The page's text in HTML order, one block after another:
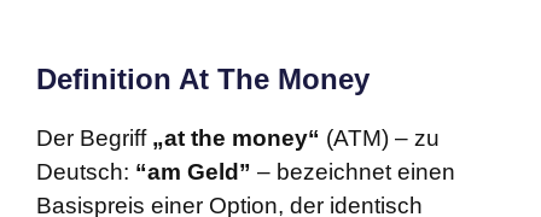
Definition At The Money
Der Begriff „at the money“ (ATM) – zu
Deutsch: “am Geld” – bezeichnet einen
Basispreis einer Option, der identisch